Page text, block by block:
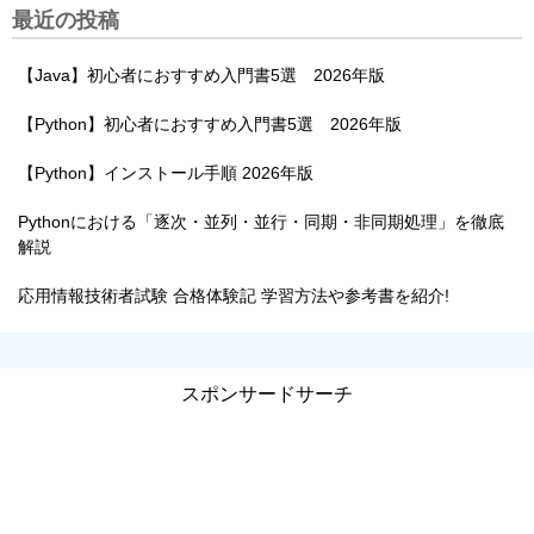
最近の投稿
【Java】初心者におすすめ入門書5選 2026年版
【Python】初心者におすすめ入門書5選 2026年版
【Python】インストール手順 2026年版
Pythonにおける「逐次・並列・並行・同期・非同期処理」を徹底
解説
応用情報技術者試験 合格体験記 学習方法や参考書を紹介!
スポンサードサーチ